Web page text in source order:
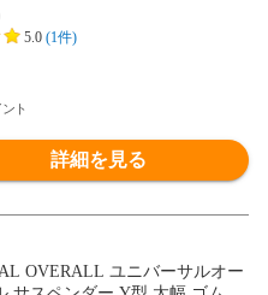
吊りバンド 黒 ブラック uv0897
5.0 (1件)
詳細を見る
OVERALL ユニバーサルオー